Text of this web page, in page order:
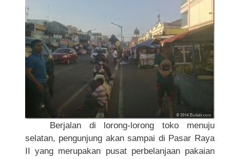
Berjalan di lorong-lorong toko menuju
selatan, pengunjung akan sampai di Pasar Raya
II yang merupakan pusat perbelanjaan pakaian